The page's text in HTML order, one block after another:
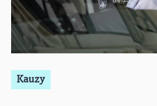
Kauzy